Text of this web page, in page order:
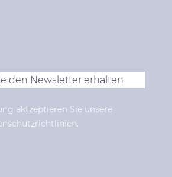
den Newsletter erhalten
aktzeptieren Sie unsere